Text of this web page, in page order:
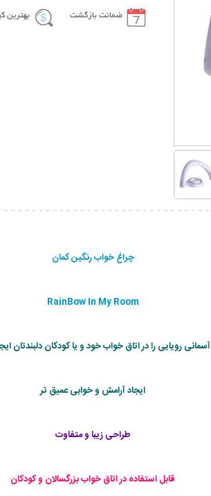
ضمانت بازگشت بهترین
چراغ خواب رنگین کمان
RainBow In My Room
آسمانی رویایی را در اتاق خواب خود و یا کودکان دلبندتان
ایجاد آرامش و خوابی عمیق تر
طراحی زیبا و متفاوت
قابل استفاده در اتاق خواب بزرگسالان و كودكان